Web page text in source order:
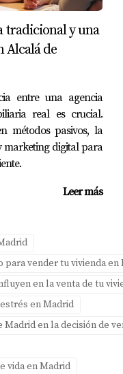
para
colegios cercanos,
disponibles.
urbanizaciones
puede atraer a
premium?
atractivas
en la
tradicional y una
Alcalá de
entre una agencia
real es crucial.
métodos pasivos, la
marketing digital para
Leer más
vender tu vivienda en
en la venta de tu
en Madrid
en la decisión de
vida en Madrid